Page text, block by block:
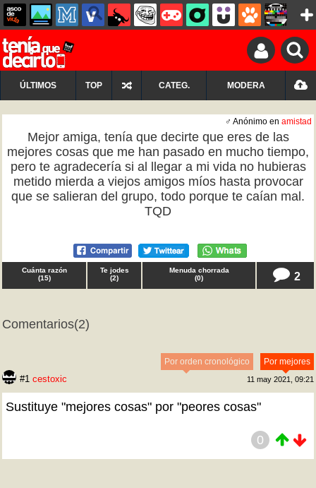
ÚLTIMOS TOP CATEG. MODERA
♂ Anónimo en amistad
Mejor amiga, tenía que decirte que eres de las
mejores cosas que me han pasado en mucho tiempo,
pero te agradecería si al llegar a mi vida no hubieras
metido mierda a viejos amigos míos hasta provocar
que se salieran del grupo, todo porque te caían mal.
TQD
Cuánta razón
(15)
Te jodes
(2)
Menuda chorrada
(0) 2
Comentarios(2)
Por mejores
Por orden cronológico
#1 cestoxic 11 may 2021, 09:21
Sustituye "mejores cosas" por "peores cosas"
0